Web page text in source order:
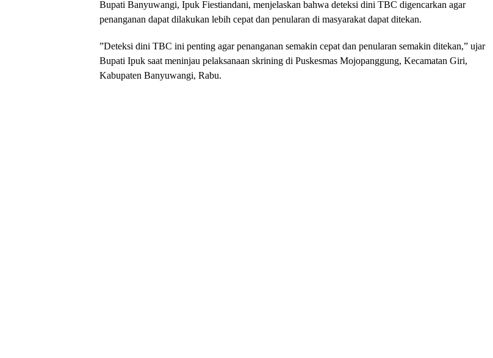
​Bupati Banyuwangi, Ipuk Fiestiandani, menjelaskan bahwa deteksi dini TBC digencarkan agar
penanganan dapat dilakukan lebih cepat dan penularan di masyarakat dapat ditekan.
​”Deteksi dini TBC ini penting agar penanganan semakin cepat dan penularan semakin ditekan,” ujar
Bupati Ipuk saat meninjau pelaksanaan skrining di Puskesmas Mojopanggung, Kecamatan Giri,
Kabupaten Banyuwangi, Rabu.